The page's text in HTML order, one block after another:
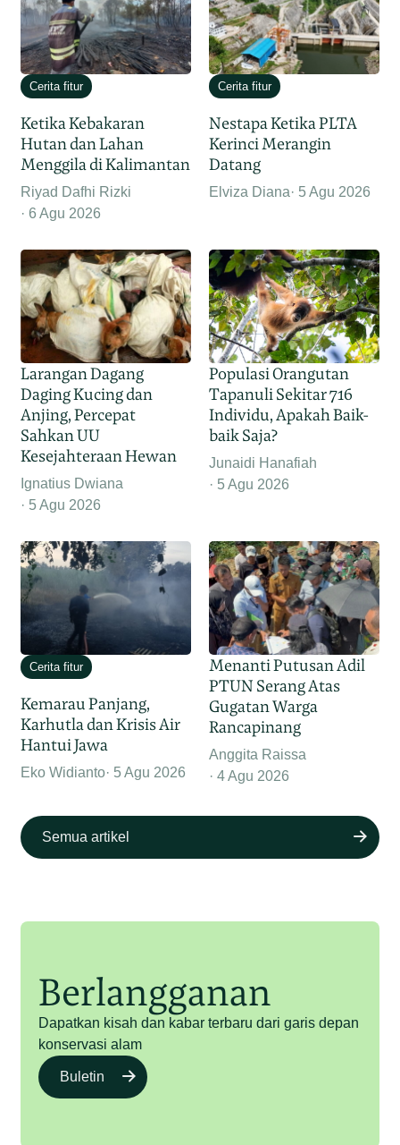
Cerita fitur
Ketika Kebakaran
Hutan dan Lahan
Menggila di Kalimantan
Riyad Dafhi Rizki
6 Agu 2026
Cerita fitur
Nestapa Ketika PLTA
Kerinci Merangin
Datang
Elviza Diana 5 Agu 2026
Larangan Dagang
Daging Kucing dan
Anjing, Percepat
Sahkan UU
Kesejahteraan Hewan
Ignatius Dwiana
5 Agu 2026
Populasi Orangutan
Tapanuli Sekitar 716
Individu, Apakah Baik-
baik Saja?
Junaidi Hanafiah
5 Agu 2026
Cerita fitur
Kemarau Panjang,
Karhutla dan Krisis Air
Hantui Jawa
Eko Widianto 5 Agu 2026
Menanti Putusan Adil
PTUN Serang Atas
Gugatan Warga
Rancapinang
Anggita Raissa
4 Agu 2026
Semua artikel
Berlangganan
Dapatkan kisah dan kabar terbaru dari garis depan
konservasi alam
Buletin